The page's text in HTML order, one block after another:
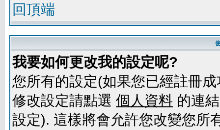
回頂端
我要如何更改我的設定呢?
您所有的設定(如果您已經註冊
修改設定請點選 個人資料 的連
設定). 這樣將會允許您改變您所